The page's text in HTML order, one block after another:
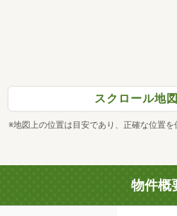
スクロール地
※地図上の位置は目安であり、正確な位置を
物件概